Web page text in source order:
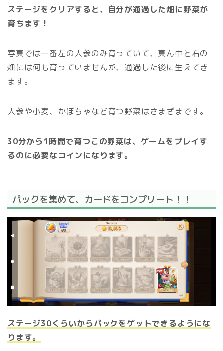
ステージをクリアすると、自分が通過した畑に野菜が
育ちます！
写真では一番左の人参のみ育っていて、真ん中と右の
畑には何も育っていませんが、通過した後に生えてき
ます。
人参や小麦、かぼちゃなど育つ野菜はさまざまです。
30分から1時間で育つこの野菜は、ゲームをプレイす
るのに必要なコインになります。
パックを集めて、カードをコンプリート！！
ステージ30くらいからパックをゲットできるようにな
ります。